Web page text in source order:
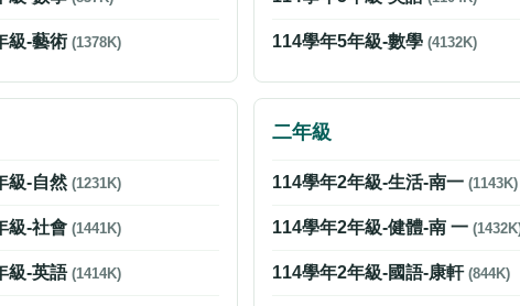
級-藝術(1378K) 114學年5年級-數學 (4132K)
級-自然(1231K)
級-社會(1441K)
級-英語(1414K)
二年級
114學年2年級-生活-南一 (1143K)
114學年2年級-健體-南 一
114學年2年級-國語-康軒 (844K)